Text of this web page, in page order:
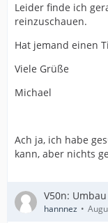
Leider finde ich
reinzuschauen.
Hat jemand einen
Viele Grüße
Michael
Ach ja, ich habe
kann, aber nichts
V50n:
hannnez